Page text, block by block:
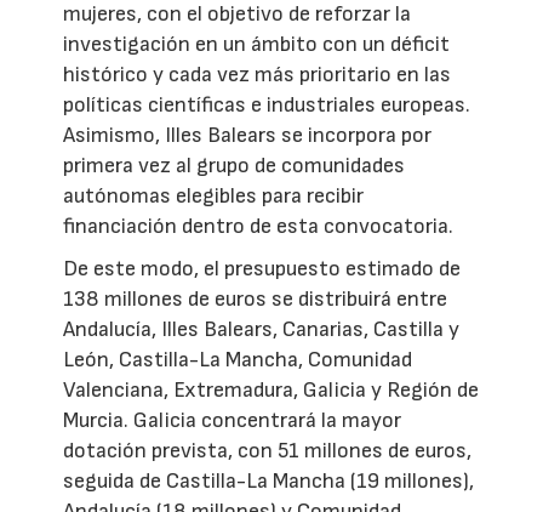
mujeres, con el objetivo de reforzar la
investigación en un ámbito con un déficit
histórico y cada vez más prioritario en las
políticas científicas e industriales europeas.
Asimismo, Illes Balears se incorpora por
primera vez al grupo de comunidades
autónomas elegibles para recibir
financiación dentro de esta convocatoria.
De este modo, el presupuesto estimado de
138 millones de euros se distribuirá entre
Andalucía, Illes Balears, Canarias, Castilla y
León, Castilla-La Mancha, Comunidad
Valenciana, Extremadura, Galicia y Región de
Murcia. Galicia concentrará la mayor
dotación prevista, con 51 millones de euros,
seguida de Castilla-La Mancha (19 millones),